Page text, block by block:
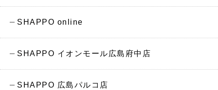
SHAPPO online
SHAPPO イオンモール広島府中店
SHAPPO 広島パルコ店